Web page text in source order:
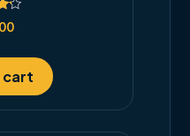
cart